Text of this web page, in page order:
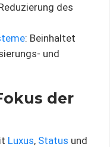
des
: Beinhaltet
und
der
Luxus, Status und